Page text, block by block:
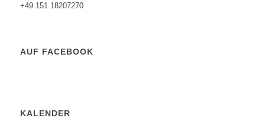
+49 151 18207270
AUF FACEBOOK
KALENDER